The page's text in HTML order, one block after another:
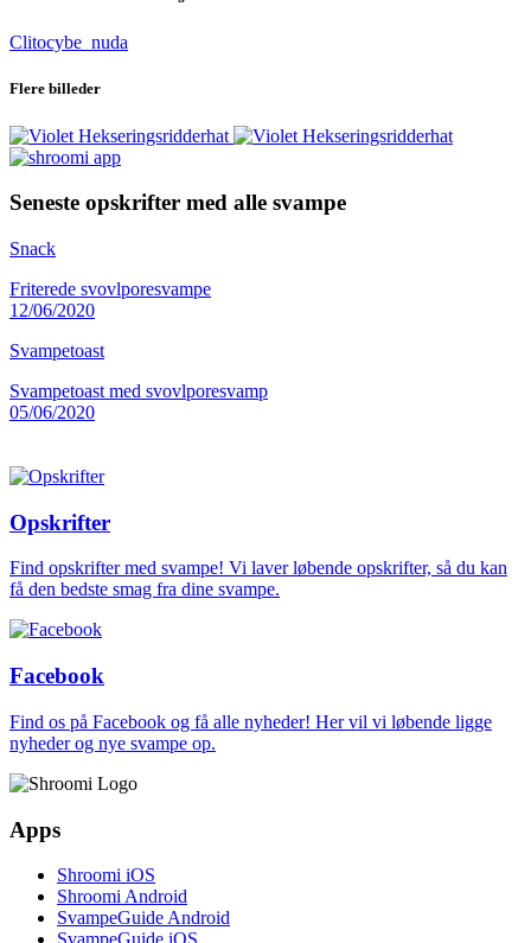
Clitocybe_nuda
Flere billeder
Seneste opskrifter med alle svampe
Snack
Friterede svovlporesvampe
12/06/2020
Svampetoast
Svampetoast med svovlporesvamp
05/06/2020
Opskrifter
Find opskrifter med svampe! Vi laver løbende opskrifter, så du kan
få den bedste smag fra dine svampe.
Facebook
Find os på Facebook og få alle nyheder! Her vil vi løbende ligge
nyheder og nye svampe op.
Apps
Shroomi iOS
Shroomi Android
SvampeGuide Android